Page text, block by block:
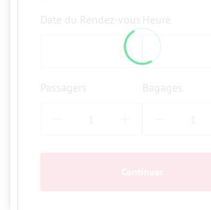
Date du Rendez-vous Heure
Passagers Bagages